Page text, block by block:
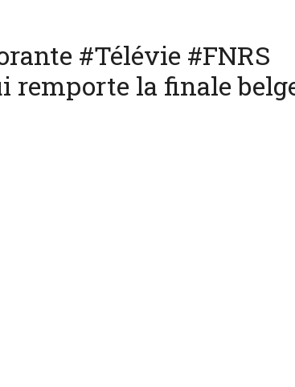
#Télévie #FNRS
remporte la finale